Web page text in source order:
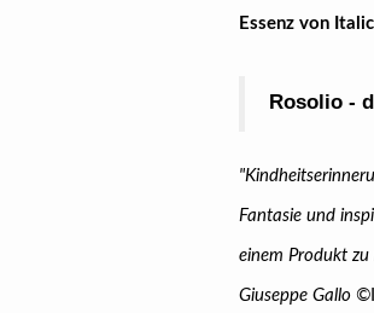
Essenz von
Rosolio -
Fantasie und
einem Produkt
Giuseppe Gallo ©